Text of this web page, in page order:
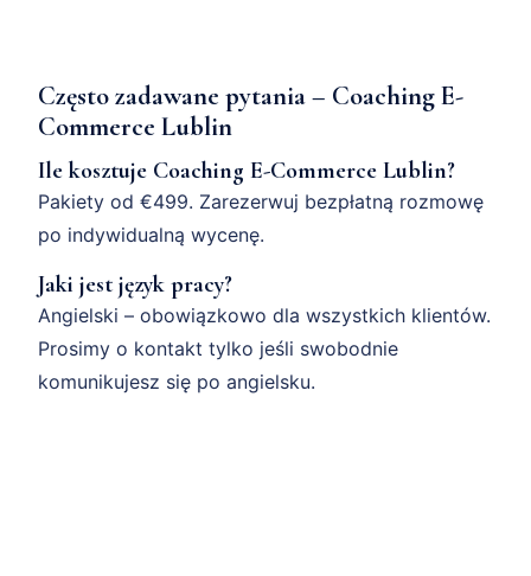
Często zadawane pytania – Coaching E-
Commerce Lublin
Ile kosztuje Coaching E-Commerce Lublin?
Pakiety od €499. Zarezerwuj bezpłatną rozmowę
po indywidualną wycenę.
Jaki jest język pracy?
Angielski – obowiązkowo dla wszystkich klientów.
Prosimy o kontakt tylko jeśli swobodnie
komunikujesz się po angielsku.